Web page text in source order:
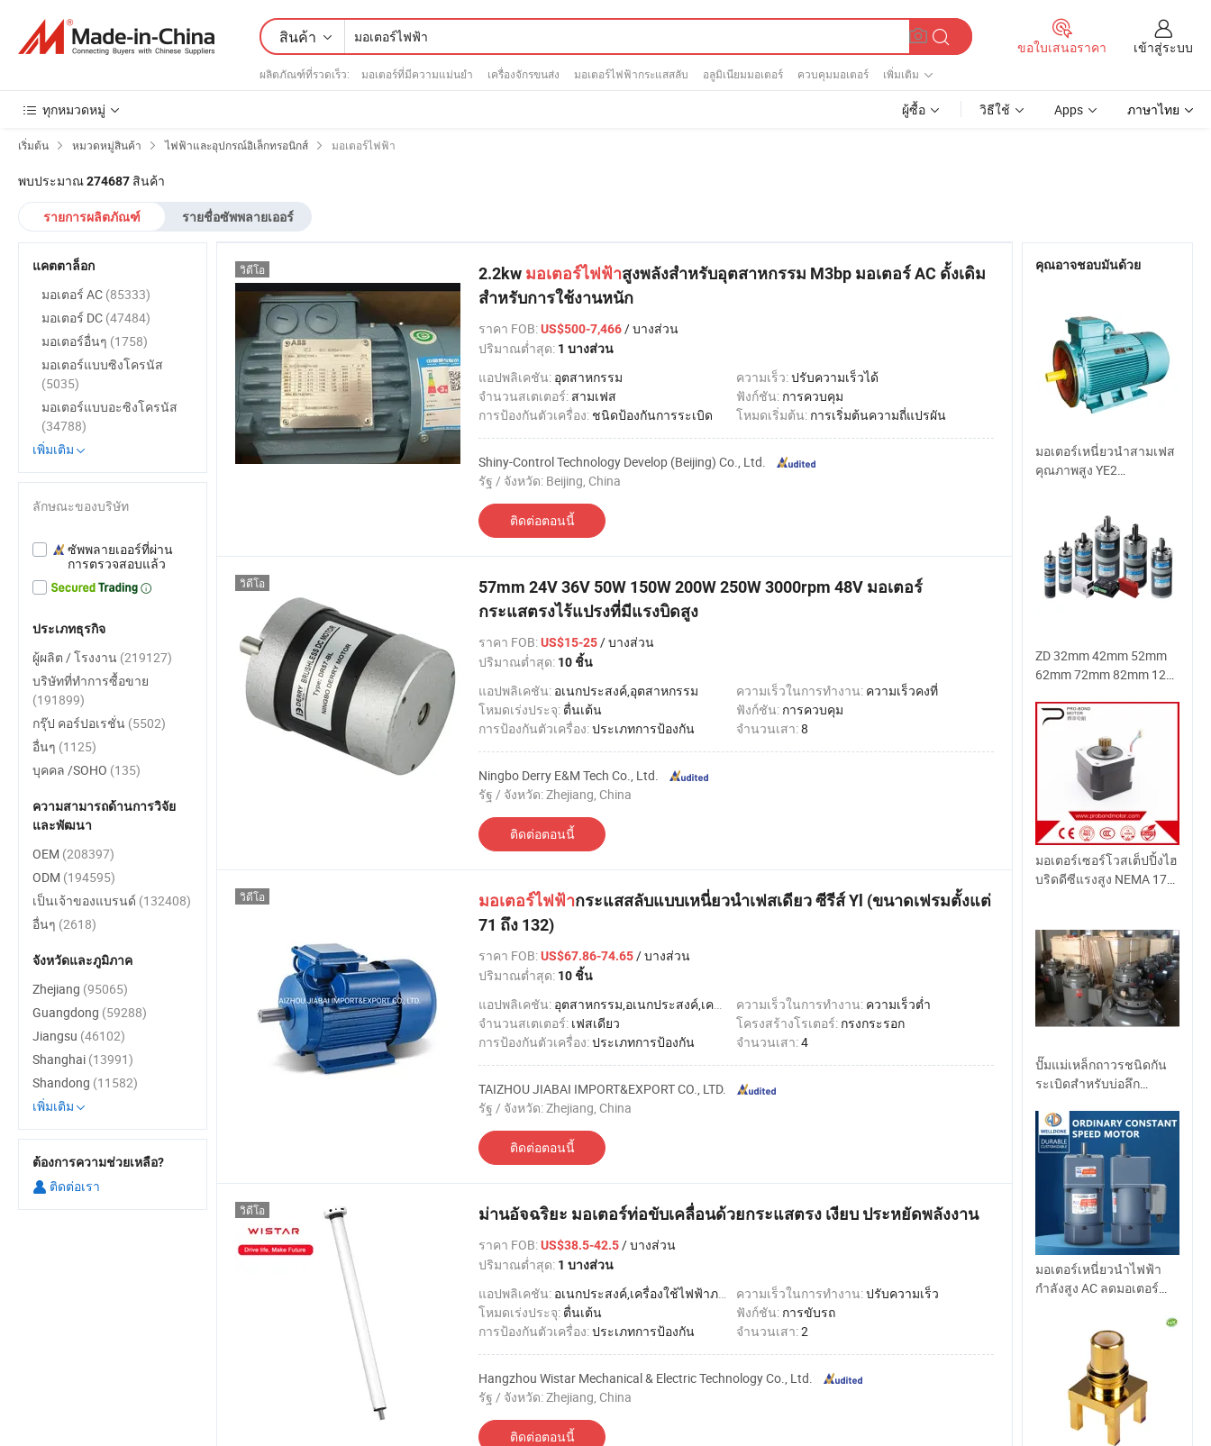
สินค้า
ผลิตภัณฑ์ที่รวดเร็ว: มอเตอร์ที่มีความแม่นยำ เครื่องจักรขนส่ง มอเตอร์ไฟฟ้ากระแสสลับ อลูมิเนียมมอเตอร์ ควบคุมมอเตอร์ เพิ่มเติม
ขอใบเสนอราคา เข้าสู่ระบบ
ทุกหมวดหมู่ ผู้ซื้อ วิธีใช้ Apps ภาษาไทย
เริ่มต้น หมวดหมู่สินค้า ไฟฟ้าและอุปกรณ์อิเล็กทรอนิกส์ มอเตอร์ไฟฟ้า
พบประมาณ274687 สินค้า
รายการผลิตภัณฑ์ รายชื่อซัพพลายเออร์
2.2kw มอเตอร์ไฟฟ้าสูงพลังสำหรับอุตสาหกรรม M3bp มอเตอร์ AC ดั้งเดิม
สำหรับการใช้งานหนัก
ราคา FOB:US$500-7,466/ บางส่วน
ปริมาณต่ำสุด: 1 บางส่วน
แอปพลิเคชัน: อุตสาหกรรม ความเร็ว:ปรับความเร็วได้
จำนวนสเตเตอร์: สามเฟส ฟังก์ชัน: การควบคุม
การป้องกันตัวเครื่อง: ชนิดป้องกันการระเบิด โหมดเริ่มต้น: การเริ่มต้นความถี่แปรผัน
Shiny-Control Technology Develop (Beijing) Co., Ltd.
รัฐ / จังหวัด: Beijing, China
ติดต่อตอนนี้
วิดีโอ
57mm 24V 36V 50W 150W 200W 250W 3000rpm 48V มอเตอร์
กระแสตรงไร้แปรงที่มีแรงบิดสูง
ราคา FOB:US$15-25/ บางส่วน
ปริมาณต่ำสุด: 10 ชิ้น
แอปพลิเคชัน: อเนกประสงค์,อุตสาหกรรม ความเร็วในการทำงาน: ความเร็วคงที่
โหมดเร่งประจุ: ตื่นเต้น ฟังก์ชัน: การควบคุม
การป้องกันตัวเครื่อง:ประเภทการป้องกัน จำนวนเสา:8
Ningbo Derry E&M Tech Co., Ltd.
รัฐ / จังหวัด: Zhejiang, China
ติดต่อตอนนี้
วิดีโอ
มอเตอร์ไฟฟ้ากระแสสลับแบบเหนี่ยวนำเฟสเดียว ซีรีส์ Yl (ขนาดเฟรมตั้งแต่
71 ถึง 132)
ราคา FOB:US$67.86-74.65/ บางส่วน
ปริมาณต่ำสุด: 10 ชิ้น
แอปพลิเคชัน: อุตสาหกรรม,อเนกประสงค์,เครื่องใช้ไฟฟ้าภายในบ้าน,เครื่องมือไฟฟ้า ความเร็วในการทำงาน: ความเร็วต่ำ
จำนวนสเตเตอร์: เฟสเดียว โครงสร้างโรเตอร์: กรงกระรอก
การป้องกันตัวเครื่อง:ประเภทการป้องกัน จำนวนเสา:4
TAIZHOU JIABAI IMPORT&EXPORT CO., LTD.
รัฐ / จังหวัด: Zhejiang, China
ติดต่อตอนนี้
วิดีโอ
ม่านอัจฉริยะ มอเตอร์ท่อขับเคลื่อนด้วยกระแสตรง เงียบ ประหยัดพลังงาน
ราคา FOB:US$38.5-42.5/ บางส่วน
ปริมาณต่ำสุด: 1 บางส่วน
แอปพลิเคชัน: อเนกประสงค์,เครื่องใช้ไฟฟ้าภายในบ้าน ความเร็วในการทำงาน:ปรับความเร็ว
โหมดเร่งประจุ: ตื่นเต้น ฟังก์ชัน: การขับรถ
การป้องกันตัวเครื่อง:ประเภทการป้องกัน จำนวนเสา:2
Hangzhou Wistar Mechanical & Electric Technology Co., Ltd.
รัฐ / จังหวัด: Zhejiang, China
ติดต่อตอนนี้
วิดีโอ
คุณอาจชอบมันด้วย
มอเตอร์เหนี่ยวนำสามเฟส
คุณภาพสูง YE2
ZD 32mm 42mm 52mm
62mm 72mm 82mm 12V
มอเตอร์เกียร์แบบดาว
เคราะห์ที่มีฟลานจ์กลม
แรงบิดสูง มอเตอร์
กระแสตรงแบบไม่มีแปรง
หรือแบบมีแปรง
มอเตอร์เซอร์โวสเต็ปปิ้งไฮ
บริดดีซีแรงสูง NEMA 17
ปั๊มแม่เหล็กถาวรชนิดกัน
ระเบิดสำหรับบ่อลึก
มอเตอร์เหนี่ยวนำไฟฟ้า
กำลังสูง AC ลดมอเตอร์
มอเตอร์ AC Fixed Speed
Glearbox มอเตอร์ขนาด
เล็กมอเตอร์ขนาด 220V
AC มอเตอร์
แคตตาล็อก
มอเตอร์ AC (85333)
มอเตอร์ DC (47484)
มอเตอร์อื่นๆ (1758)
มอเตอร์แบบซิงโครนัส
(5035)
มอเตอร์แบบอะซิงโครนัส
(34788)
เพิ่มเติม
ลักษณะของบริษัท
ซัพพลายเออร์ที่ผ่าน
การตรวจสอบแล้ว
ประเภทธุรกิจ
ผู้ผลิต / โรงงาน (219127)
บริษัทที่ทำการซื้อขาย
(191899)
กรุ๊ป คอร์ปอเรชั่น (5502)
อื่นๆ (1125)
บุคคล /SOHO (135)
ความสามารถด้านการวิจัย
และพัฒนา
OEM (208397)
ODM (194595)
เป็นเจ้าของแบรนด์ (132408)
อื่นๆ (2618)
จังหวัดและภูมิภาค
Zhejiang (95065)
Guangdong (59288)
Jiangsu (46102)
Shanghai (13991)
Shandong (11582)
เพิ่มเติม
ต้องการความช่วยเหลือ?
ติดต่อเรา